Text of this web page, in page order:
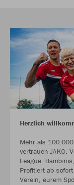
Herzlich
Mehr als
vertrauen JAKO.
League.
Profitiert ab
Verein, eurem